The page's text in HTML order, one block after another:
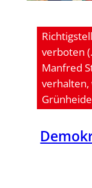
verboten
Manfred
verhalten,